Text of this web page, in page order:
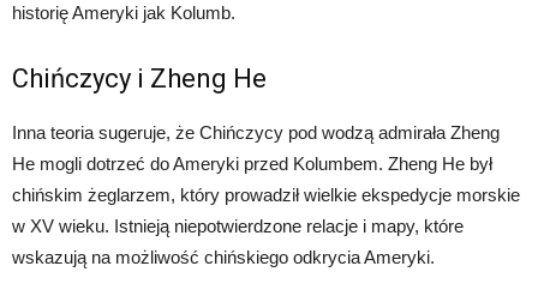
historię Ameryki jak Kolumb.
Chińczycy i Zheng He
Inna teoria sugeruje, że Chińczycy pod wodzą admirała Zheng
He mogli dotrzeć do Ameryki przed Kolumbem. Zheng He był
chińskim żeglarzem, który prowadził wielkie ekspedycje morskie
w XV wieku. Istnieją niepotwierdzone relacje i mapy, które
wskazują na możliwość chińskiego odkrycia Ameryki.